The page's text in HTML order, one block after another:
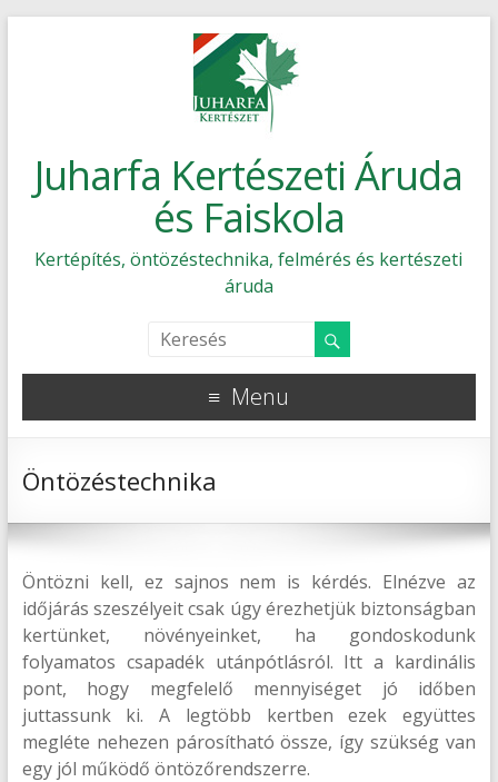
Juharfa Kertészeti Áruda
és Faiskola
Kertépítés, öntözéstechnika, felmérés és kertészeti
áruda
Menu
Öntözéstechnika
Öntözni kell, ez sajnos nem is kérdés. Elnézve az
időjárás szeszélyeit csak úgy érezhetjük biztonságban
kertünket, növényeinket, ha gondoskodunk
folyamatos csapadék utánpótlásról. Itt a kardinális
pont, hogy megfelelő mennyiséget jó időben
juttassunk ki. A legtöbb kertben ezek együttes
megléte nehezen párosítható össze, így szükség van
egy jól működő öntözőrendszerre.